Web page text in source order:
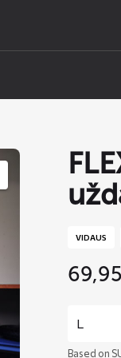
VIDAUS
69,95
Based on